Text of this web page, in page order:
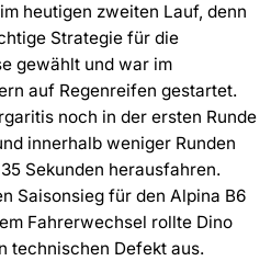
heutigen zweiten Lauf, denn
Strategie für die
gewählt und war im
auf Regenreifen gestartet.
noch in der ersten Runde
innerhalb weniger Runden
Sekunden herausfahren.
Saisonsieg für den Alpina B6
Fahrerwechsel rollte Dino
technischen Defekt aus.